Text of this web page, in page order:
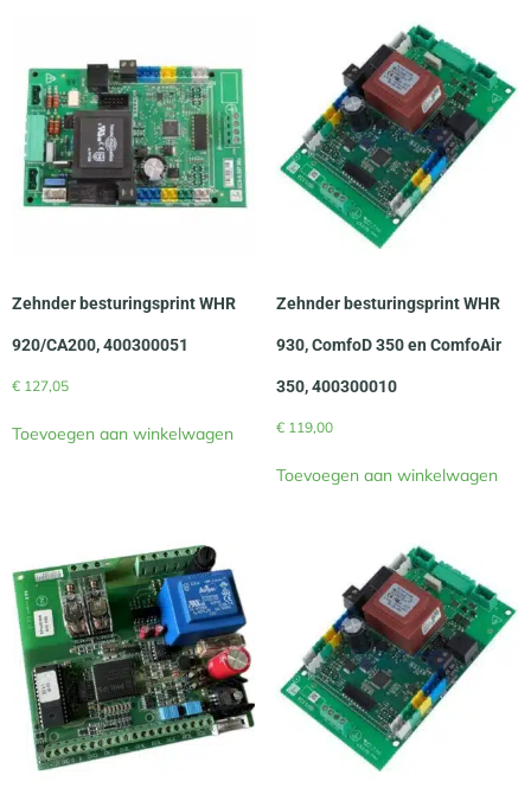
Zehnder besturingsprint WHR
920/CA200, 400300051
€ 127,05
Toevoegen aan winkelwagen
Zehnder besturingsprint WHR
930, ComfoD 350 en ComfoAir
350, 400300010
€119,00
Toevoegen aan winkelwagen